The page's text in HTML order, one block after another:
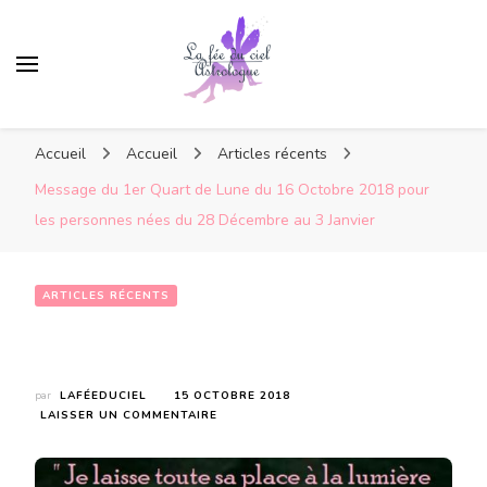
Accueil Accueil
Articles récents
Message du 1er Quart de Lune du 16 Octobre 2018 pour
les personnes nées du 28 Décembre au 3 Janvier
ARTICLES RÉCENTS
par LAFÉEDUCIEL
15 OCTOBRE 2018
LAISSER UN COMMENTAIRE
1ER